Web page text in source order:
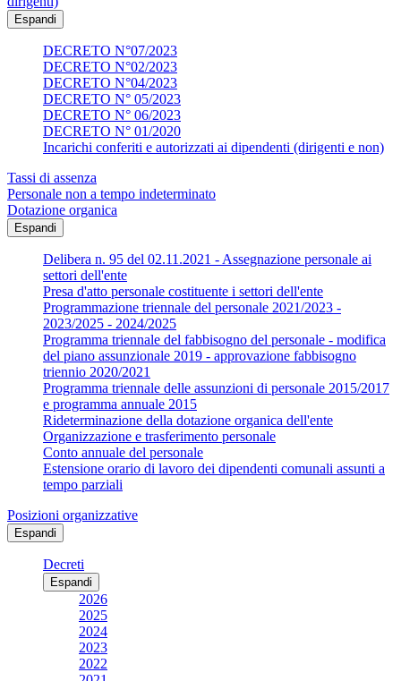
Espandi
DECRETO N°07/2023
DECRETO N°02/2023
DECRETO N°04/2023
DECRETO N° 05/2023
DECRETO N° 06/2023
DECRETO N° 01/2020
Incarichi conferiti e autorizzati ai dipendenti (dirigenti e non)
Tassi di assenza
Personale non a tempo indeterminato
Dotazione organica
Espandi
Delibera n. 95 del 02.11.2021 - Assegnazione personale ai
settori dell'ente
Presa d'atto personale costituente i settori dell'ente
Programmazione triennale del personale 2021/2023 -
2023/2025 - 2024/2025
Programma triennale del fabbisogno del personale - modifica
del piano assunzionale 2019 - approvazione fabbisogno
triennio 2020/2021
Programma triennale delle assunzioni di personale 2015/2017
e programma annuale 2015
Rideterminazione della dotazione organica dell'ente
Organizzazione e trasferimento personale
Conto annuale del personale
Estensione orario di lavoro dei dipendenti comunali assunti a
tempo parziali
Posizioni organizzative
Espandi
Decreti
Espandi
2026
2025
2024
2023
2022